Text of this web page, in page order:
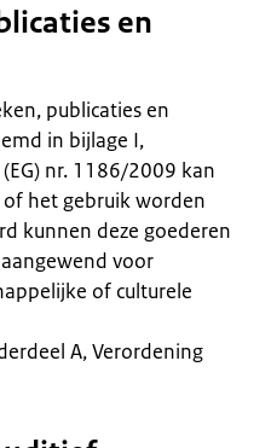
en
publicaties en
in bijlage I,
nr. 1186/2009 kan
het gebruik worden
kunnen deze goederen
voor
of culturele
A, Verordening